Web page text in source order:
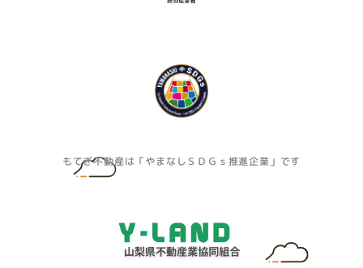
もてぎ不動産は「やまなしＳＤＧｓ推進企業」です